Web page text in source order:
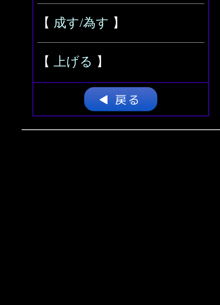
【 成す/為す 】
【 上げる 】